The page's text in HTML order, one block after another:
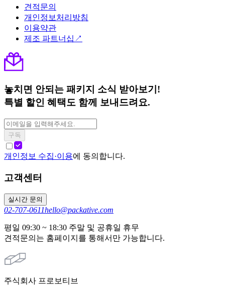
견적문의
개인정보처리방침
이용약관
제조 파트너십↗
놓치면 안되는 패키지 소식 받아보기!
특별 할인 혜택도 함께 보내드려요.
구독
개인정보 수집·이용에 동의합니다.
고객센터
실시간 문의
02-707-0611hello@packative.com
평일 09:30 ~ 18:30 주말 및 공휴일 휴무
견적문의는 홈페이지를 통해서만 가능합니다.
주식회사 프로보티브